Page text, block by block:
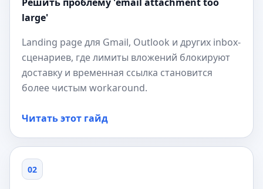
large'
Landing page для Gmail, Outlook и других inbox-
сценариев, где лимиты вложений блокируют
доставку и временная ссылка становится
более чистым workaround.
Читать этот гайд
02